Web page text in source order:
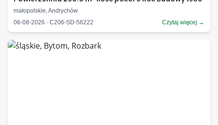
małopolskie, Andrychów
06-08-2026 · C206-SD-56222
Czytaj więcej →